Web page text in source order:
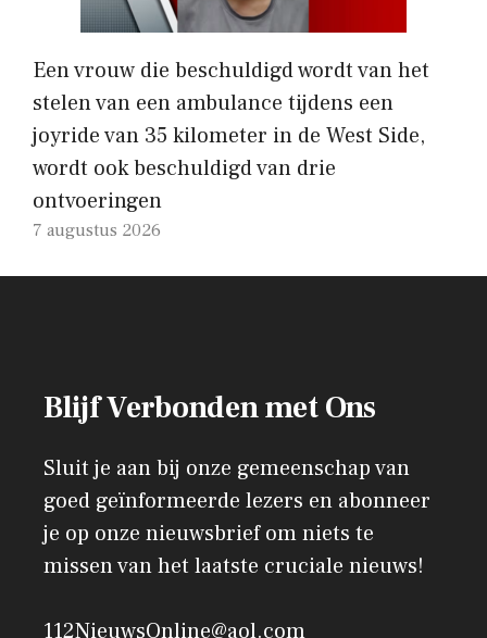
Een vrouw die beschuldigd wordt van het
stelen van een ambulance tijdens een
joyride van 35 kilometer in de West Side,
wordt ook beschuldigd van drie
ontvoeringen
7 augustus 2026
Blijf Verbonden met Ons
Sluit je aan bij onze gemeenschap van
goed geïnformeerde lezers en abonneer
je op onze nieuwsbrief om niets te
missen van het laatste cruciale nieuws!
112NieuwsOnline@aol.com